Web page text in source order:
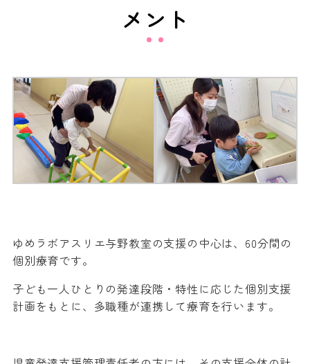
メント
ゆめラボアスリエ与野教室の支援の中心は、60分間の
個別療育です。
子ども一人ひとりの発達段階・特性に応じた個別支援
計画をもとに、多職種が連携して療育を行います。